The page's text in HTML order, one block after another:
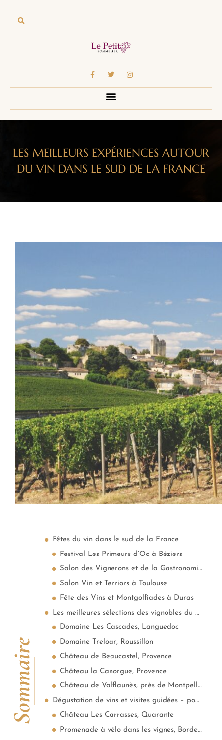
LES MEILLEURS EXPÉRIENCES AUTOUR
DU VIN DANS LE SUD DE LA FRANCE
Sommaire
Fêtes du vin dans le sud de la France
Festival Les Primeurs d’Oc à Béziers
Salon des Vignerons et de la Gastronomie à Marseille
Salon Vin et Terriors à Toulouse
Fête des Vins et Montgolfiades à Duras
Les meilleures sélections des vignobles du Sud de la France
Domaine Les Cascades, Languedoc
Domaine Treloar, Roussillon
Château de Beaucastel, Provence
Château la Canorgue, Provence
Château de Valflaunès, près de Montpellier
Dégustation de vins et visites guidées – pour les familles aussi !
Château Les Carrasses, Quarante
Promenade à vélo dans les vignes, Bordeaux